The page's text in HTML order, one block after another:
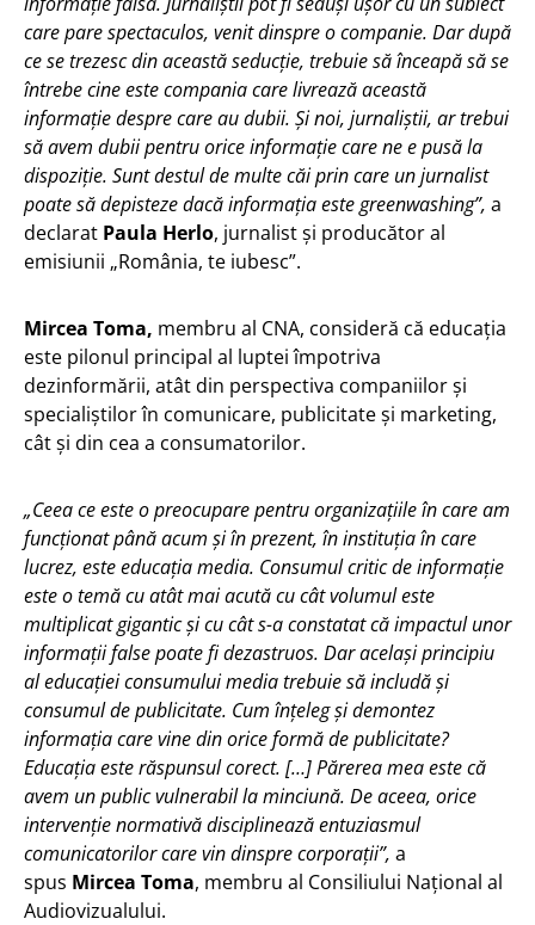
care pare spectaculos, venit dinspre o companie. Dar după
ce se trezesc din această seducție, trebuie să înceapă să se
întrebe cine este compania care livrează această
informație despre care au dubii. Și noi, jurnaliștii, ar trebui
să avem dubii pentru orice informație care ne e pusă la
dispoziție. Sunt destul de multe căi prin care un jurnalist
poate să depisteze dacă informația este greenwashing”, a
declarat Paula Herlo, jurnalist și producător al
emisiunii „România, te iubesc”.
Mircea Toma, membru al CNA, consideră că educația
este pilonul principal al luptei împotriva
dezinformării, atât din perspectiva companiilor și
specialiștilor în comunicare, publicitate și marketing,
cât și din cea a consumatorilor.
„Ceea ce este o preocupare pentru organizațiile în care am
funcționat până acum și în prezent, în instituția în care
lucrez, este educația media. Consumul critic de informație
este o temă cu atât mai acută cu cât volumul este
multiplicat gigantic și cu cât s-a constatat că impactul unor
informații false poate fi dezastruos. Dar același principiu
al educației consumului media trebuie să includă și
consumul de publicitate. Cum înțeleg și demontez
informația care vine din orice formă de publicitate?
Educația este răspunsul corect. […] Părerea mea este că
avem un public vulnerabil la minciună. De aceea, orice
intervenție normativă disciplinează entuziasmul
comunicatorilor care vin dinspre corporații”, a
spus Mircea Toma, membru al Consiliului Național al
Audiovizualului.